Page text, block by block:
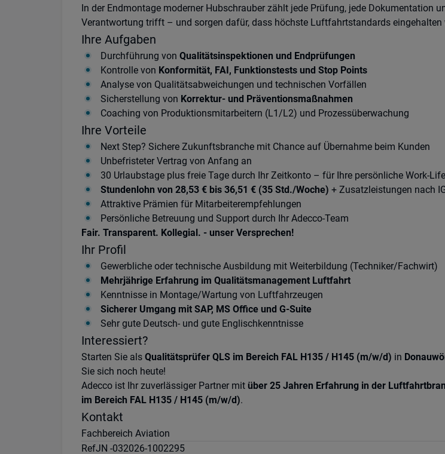
In der Endmontage moderner Hubschrauber zählt jede Prüfung, jede Dokumentation
Verantwortung trifft – und sorgen dafür, dass höchste Luftfahrtstandards eingehalten
Ihre Aufgaben
Durchführung von Qualitätsinspektionen und Endprüfungen
Kontrolle von Konformität, FAI, Funktionstests und Stop Points
Analyse von Qualitätsabweichungen und technischen Vorfällen
Sicherstellung von Korrektur- und Präventionsmaßnahmen
Coaching von Produktionsmitarbeitern (L1/L2) und Prozessüberwachung
Ihre Vorteile
Next Step? Sichere Zukunftsbranche mit Chance auf Übernahme beim Kunden
Unbefristeter Vertrag von Anfang an
30 Urlaubstage plus freie Tage durch Ihr Zeitkonto – für Ihre persönliche Work-
Stundenlohn von 28,53 € bis 36,51 € (35 Std./Woche) + Zusatzleistungen nach
Attraktive Prämien für Mitarbeiterempfehlungen
Persönliche Betreuung und Support durch Ihr Adecco-Team
Fair. Transparent. Kollegial. - unser Versprechen!
Ihr Profil
Gewerbliche oder technische Ausbildung mit Weiterbildung (Techniker/Fachwirt)
Mehrjährige Erfahrung im Qualitätsmanagement Luftfahrt
Kenntnisse in Montage/Wartung von Luftfahrzeugen
Sicherer Umgang mit SAP, MS Office und G-Suite
Sehr gute Deutsch- und gute Englischkenntnisse
Interessiert?
Starten Sie als Qualitätsprüfer QLS im Bereich FAL H135 / H145 (m/w/d) in
Sie sich noch heute!
Adecco ist Ihr zuverlässiger Partner mit über 25 Jahren Erfahrung in der
im Bereich FAL H135 / H145 (m/w/d).
Kontakt
Fachbereich Aviation
RefJN -032026-1002295